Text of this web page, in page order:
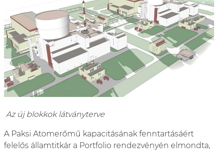
Az új blokkok látványterve
A Paksi Atomerőmű kapacitásának fenntartásáért
felelős államtitkár a Portfolio rendezvényén elmondta,